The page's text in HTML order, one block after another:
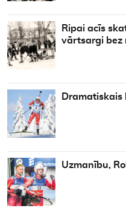
Ripai acīs
vārtsargi bez
Dramatiskais
Uzmanību,